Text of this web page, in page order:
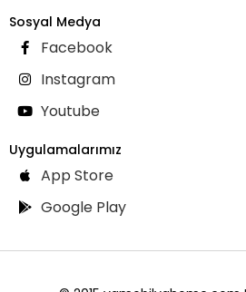
Sosyal Medya
Facebook
Instagram
Youtube
Uygulamalarımız
App Store
Google Play